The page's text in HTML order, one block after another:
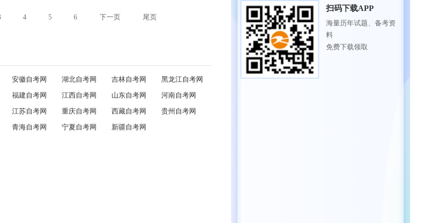
4 5 6 下一页 尾页
安徽自考网 湖北自考网 吉林自考网 黑龙江自考网
福建自考网 江西自考网 山东自考网 河南自考网
江苏自考网 重庆自考网 西藏自考网 贵州自考网
青海自考网 宁夏自考网 新疆自考网
扫码下载APP
海量历年试题、备考资
料
免费下载领取